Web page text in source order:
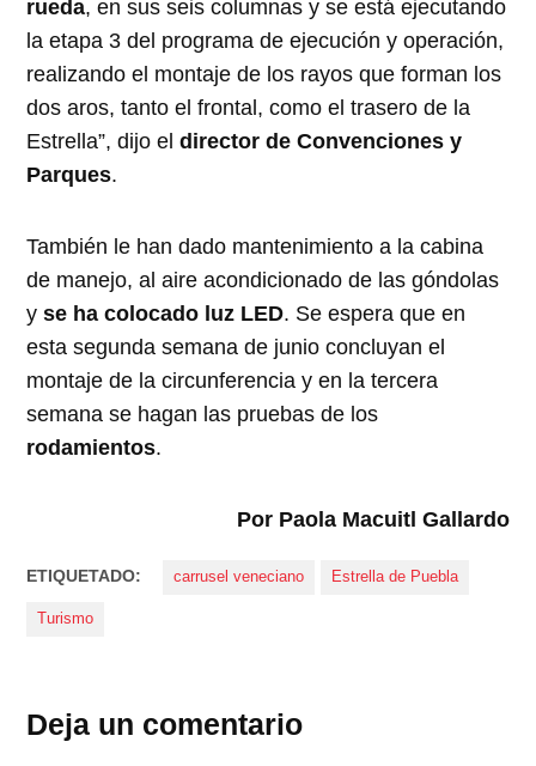
rueda, en sus seis columnas y se está ejecutando
la etapa 3 del programa de ejecución y operación,
realizando el montaje de los rayos que forman los
dos aros, tanto el frontal, como el trasero de la
Estrella”, dijo eldirector de Convenciones y
Parques.
También le han dado mantenimiento a la cabina
de manejo, al aire acondicionado de las góndolas
yse ha colocado luz LED. Se espera que en
esta segunda semana de junio concluyan el
montaje de la circunferencia y en la tercera
semana se hagan las pruebas de los
rodamientos.
Por Paola Macuitl Gallardo
ETIQUETADO: carrusel veneciano Estrella de Puebla
Turismo
Deja un comentario